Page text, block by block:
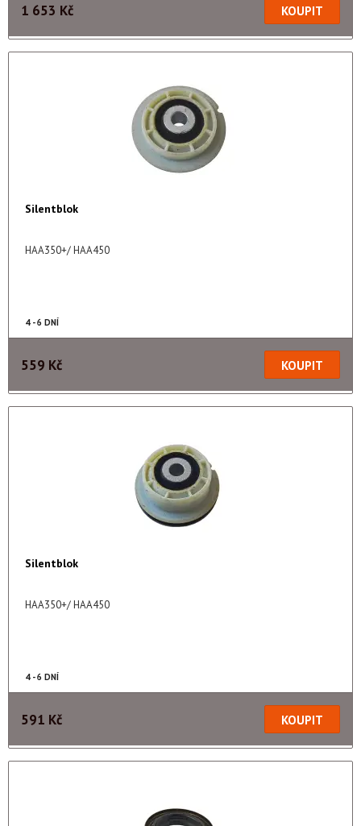
1 653 Kč
Silentblok
HAA350+/ HAA450
4 - 6 DNÍ
559 Kč
Silentblok
HAA350+/ HAA450
4 - 6 DNÍ
591 Kč